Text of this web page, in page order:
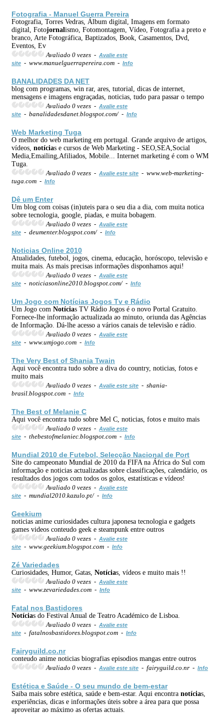
Fotografia - Manuel Guerra Pereira
Fotografia, Torres Vedras, Álbum digital, Imagens em formato
digital, Fotojornal ismo, Fotomontagem, Vídeo, Fotografia a preto e
branco, Arte Fotográfica, Baptizados, Book, Casamentos, Dvd,
Eventos, Ev
Avaliado 0 vezes - Avalie este
site - www.manuelguerrapereira.com - Info
BANALIDADES DA NET
blog com programas, win rar, ares, tutorial, dicas de internet,
mensagens e imagens engraçadas, noticias, tudo para passar o tempo
Avaliado 0 vezes - Avalie este
site - banalidadesdanet.blogspot.com/ - Info
Web Marketing Tuga
O melhor do web marketing em portugal. Grande arquivo de artigos,
vídeos, notícias e cursos de Web Marketing - SEO,SEA,Social
Media,Emailing,Afiliados, Mobile... Internet marketing é com o WM
Tuga.
Avaliado 0 vezes - Avalie este site - www.web-marketing-
tuga.com - Info
Dê um Enter
Um blog com coisas (in)uteis para o seu dia a dia, com muita notica
sobre tecnologia, google, piadas, e muita bobagem.
Avaliado 0 vezes - Avalie este
site - deumenter.blogspot.com/ - Info
Noticias Online 2010
Atualidades, futebol, jogos, cinema, educação, horóscopo, televisão e
muita mais. As mais precisas informações disponhamos aqui!
Avaliado 0 vezes - Avalie este
site - noticiasonline2010.blogspot.com/ - Info
Um Jogo com Notícias Jogos Tv e Rádio
Um Jogo com Notícias TV Rádio Jogos é o novo Portal Gratuito.
Fornece-lhe informação actualizada ao minuto, oriunda das Agências
de Informação. Dá-lhe acesso a vários canais de televisão e rádio.
Avaliado 0 vezes - Avalie este
site - www.umjogo.com - Info
The Very Best of Shania Twain
Aqui você encontra tudo sobre a diva do country, noticias, fotos e
muito mais
Avaliado 0 vezes - Avalie este site - shania-
brasil.blogspot.com - Info
The Best of Melanie C
Aqui você encontra tudo sobre Mel C, noticias, fotos e muito mais
Avaliado 0 vezes - Avalie este
site - thebestofmelaniec.blogspot.com - Info
Mundial 2010 de Futebol, Selecção Nacional de Port
Site do campeonato Mundial de 2010 da FIFA na África do Sul com
informação e noticias actualizadas sobre classificações, calendário, os
resultados dos jogos com todos os golos, estatísticas e vídeos!
Avaliado 0 vezes - Avalie este
site - mundial2010.kazulo.pt/ - Info
Geekium
noticias anime curiosidades cultura japonesa tecnologia e gadgets
games videos conteudo geek e steampunk entre outros
Avaliado 0 vezes - Avalie este
site - www.geekium.blogspot.com - Info
Zé Variedades
Curiosidades, Humor, Gatas, Notícias, vídeos e muito mais !!
Avaliado 0 vezes - Avalie este
site - www.zevariedades.com - Info
Fatal nos Bastidores
Notícias do Festival Anual de Teatro Académico de Lisboa.
Avaliado 0 vezes - Avalie este
site - fatalnosbastidores.blogspot.com - Info
Fairyguild.co.nr
conteudo anime noticias biografias episodios mangas entre outros
Avaliado 0 vezes - Avalie este site - fairyguild.co.nr - Info
Estética e Saúde - O seu mundo de bem-estar
Saiba mais sobre estética, saúde e bem-estar. Aqui encontra notícias,
experiências, dicas e informações úteis sobre a área para que possa
aproveitar ao máximo as ofertas actuais.